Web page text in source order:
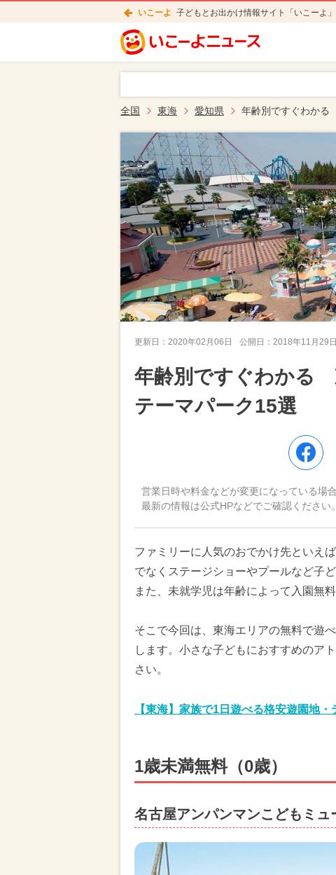
いこーよ 子どもとお出かけ情報サイト「いこーよ
全国 東海 愛知県 年齢別ですぐわかる
更新日： 2020年02月06日 公開日： 2018年11月29日
年齢別ですぐわかる
テーマパーク15選
営業日時や料金などが変更になっている場
最新の情報は公式HPなどでご確認ください。
ファミリーに人気のおでかけ先といえ
でなくステージショーやプールなど子
また、未就学児は年齢によって入園無
そこで今回は、東海エリアの無料で遊
します。小さな子どもにおすすめのア
さい。
【東海】家族で1日遊べる格安遊園地
1歳未満無料（0歳）
名古屋アンパンマンこどもミュ